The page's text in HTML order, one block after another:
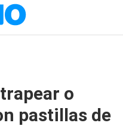
o
pastillas de